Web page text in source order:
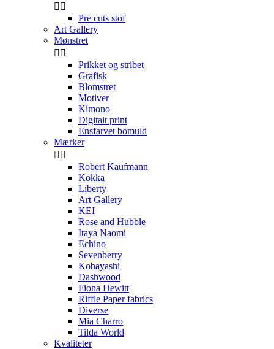
 
Pre cuts stof
Art Gallery
Mønstret
 
Prikket og stribet
Grafisk
Blomstret
Motiver
Kimono
Digitalt print
Ensfarvet bomuld
Mærker
 
Robert Kaufmann
Kokka
Liberty
Art Gallery
KEI
Rose and Hubble
Itaya Naomi
Echino
Sevenberry
Kobayashi
Dashwood
Fiona Hewitt
Riffle Paper fabrics
Diverse
Mia Charro
Tilda World
Kvaliteter